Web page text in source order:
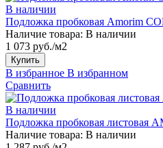
В наличии
Подложка пробковая Amorim
Наличие товара: В наличии
1 073 руб./м2
Купить
В избранное В избранном
Сравнить
В наличии
Подложка пробковая листовая
Наличие товара: В наличии